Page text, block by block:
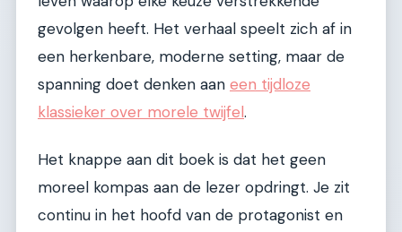
gevolgen heeft. Het verhaal speelt zich af in
een herkenbare, moderne setting, maar de
spanning doet denken aan een tijdloze
klassieker over morele twijfel.
Het knappe aan dit boek is dat het geen
moreel kompas aan de lezer opdringt. Je zit
continu in het hoofd van de protagonist en